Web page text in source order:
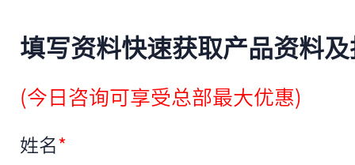
填写资料快速获取产品资料
(今日咨询可享受总部最大优惠)
姓名*